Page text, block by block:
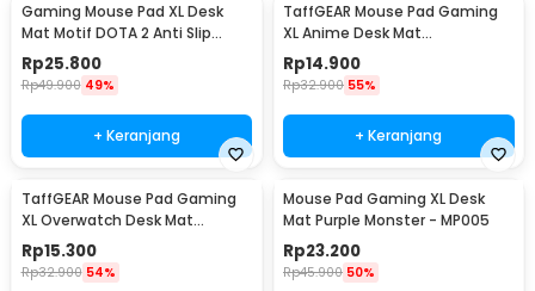
Gaming Mouse Pad XL Desk
Mat Motif DOTA 2 Anti Slip
400x900x2mm
Rp25.800
Rp49.900 49%
+ Keranjang
TaffGEAR Mouse Pad Gaming
XL Anime Desk Mat
800x300x2mm One Piece -
MP004
Rp14.900
Rp32.900 55%
+ Keranjang
TaffGEAR Mouse Pad Gaming
XL Overwatch Desk Mat
800x300x2mm Overwatch
Rp15.300
Rp32.900 54%
Mouse Pad Gaming XL Desk
Mat Purple Monster - MP005
Rp23.200
Rp45.900 50%